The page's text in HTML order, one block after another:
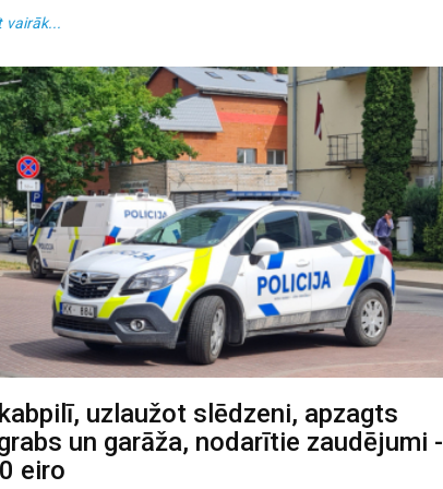
vairāk...
uzlaužot slēdzeni, apzagts
un garāža, nodarītie zaudējumi -
eiro